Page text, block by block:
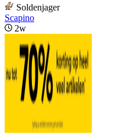
Soldenjager
Scapino
2w